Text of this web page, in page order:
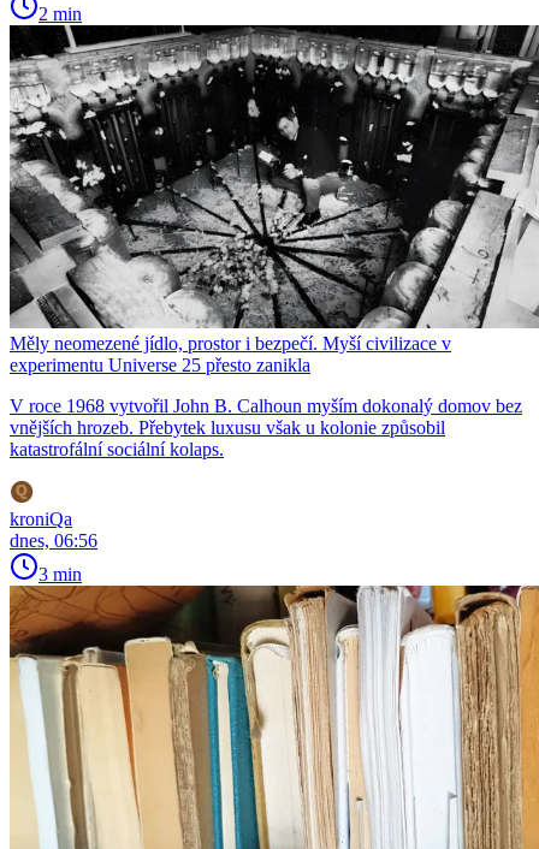
2 min
Měly neomezené jídlo, prostor i bezpečí. Myší civilizace v
experimentu Universe 25 přesto zanikla
V roce 1968 vytvořil John B. Calhoun myším dokonalý domov bez
vnějších hrozeb. Přebytek luxusu však u kolonie způsobil
katastrofální sociální kolaps.
kroniQa
dnes, 06:56
3 min